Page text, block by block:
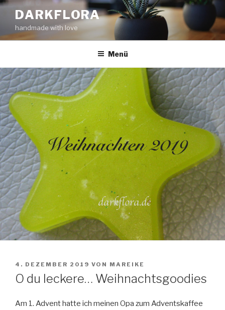
Zum
Inhalt
springen
DARKFLORA
handmade with love
Menü
VERÖFFENTLICHT
AM
4. DEZEMBER 2019 VON MAREIKE
O du leckere… Weihnachtsgoodies
Am 1. Advent hatte ich meinen Opa zum Adventskaffee